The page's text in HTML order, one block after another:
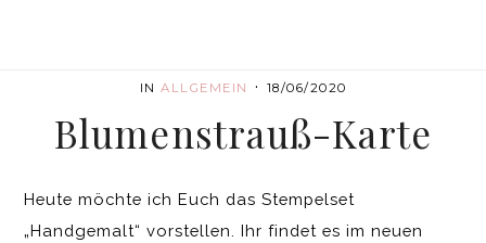
IN ALLGEMEIN · 18/06/2020
Blumenstrauß-Karte
Heute möchte ich Euch das Stempelset
„Handgemalt“ vorstellen. Ihr findet es im neuen